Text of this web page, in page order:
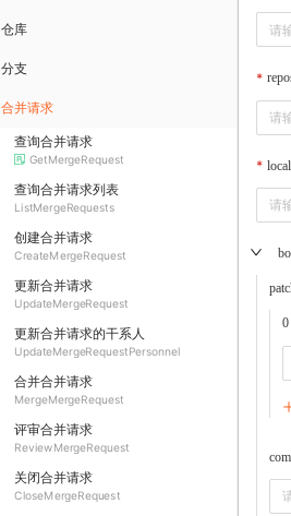
仓库
分支
合并请求
查询合并请求
GetMergeRequest
查询合并请求列表
ListMergeRequests
创建合并请求
CreateMergeRequest
更新合并请求
UpdateMergeRequest
更新合并请求的干系人
UpdateMergeRequestPersonnel
合并合并请求
MergeMergeRequest
评审合并请求
ReviewMergeRequest
关闭合并请求
CloseMergeRequest
0